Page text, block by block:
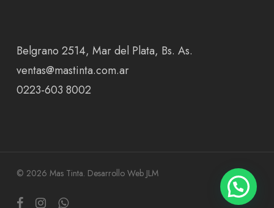
Belgrano 2514, Mar del Plata, Bs. As.
ventas@mastinta.com.ar
0223-603 8002
© 2026 Mas Tinta. Desarrollo Web JLM
facebookinstagramwhatsapp